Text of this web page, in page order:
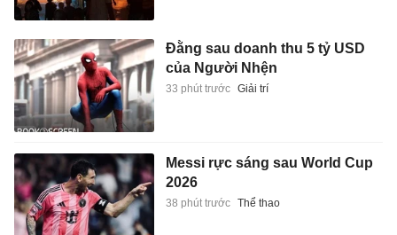
Đằng sau doanh thu 5 tỷ USD
của Người Nhện
33 phút trước Giải trí
Messi rực sáng sau World Cup
2026
38 phút trước Thể thao